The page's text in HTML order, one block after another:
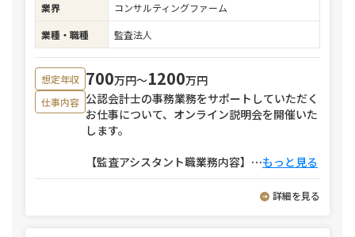
業界
コンサルティングファーム
業種・職種
監査法人
想定年収 700万円〜1200万円
仕事内容 公認会計士の事務業務をサポートしていただく
お仕事について、オンライン説明会を開催いた
します。
【監査アシスタント職業務内容】 ⋯もっと見る
詳細を見る